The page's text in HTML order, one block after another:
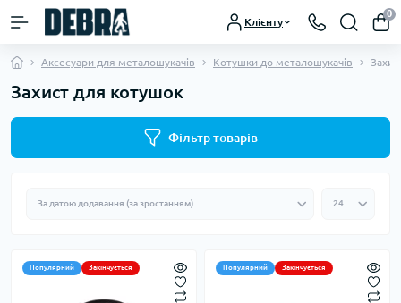
Клієнту
0
Аксесуари для металошукачів Котушки до металошукачів
Захист для котушок
Фільтр товарів
Популярний Закінчується Популярний Закінчується